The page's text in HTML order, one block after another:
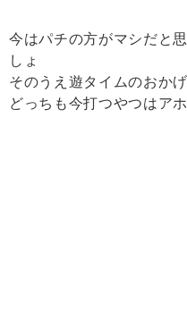
今はパチの方がマシだと
しょ
そのうえ遊タイムのおか
どっちも今打つやつはアホ